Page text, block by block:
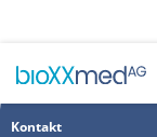
Kontakt